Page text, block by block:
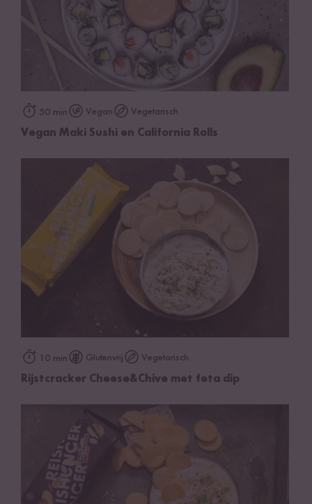
50 min Vegan Vegetarisch
Vegan Maki Sushi en California Rolls
10 min Glutenvrij Vegetarisch
Rijstcracker Cheese&Chive met feta dip